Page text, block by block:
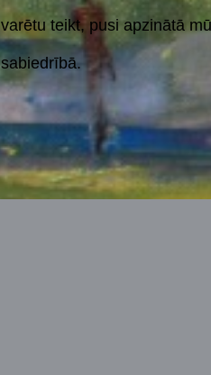
varētu teikt, pusi apzinātā
sabiedrībā.